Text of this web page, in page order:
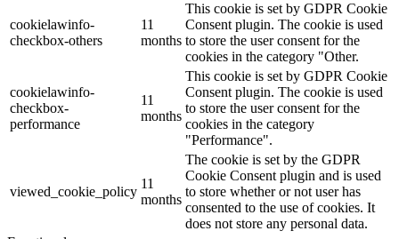
cookielawinfo-
checkbox-others
11
months
This cookie is set by GDPR Cookie
Consent plugin. The cookie is used
to store the user consent for the
cookies in the category "Other.
cookielawinfo-
checkbox-
performance
11
months
This cookie is set by GDPR Cookie
Consent plugin. The cookie is used
to store the user consent for the
cookies in the category
"Performance".
viewed_cookie_policy
11
months
The cookie is set by the GDPR
Cookie Consent plugin and is used
to store whether or not user has
consented to the use of cookies. It
does not store any personal data.